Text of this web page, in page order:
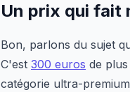
Un prix qui fait
Bon, parlons du sujet
C'est 300 euros de
catégorie ultra-